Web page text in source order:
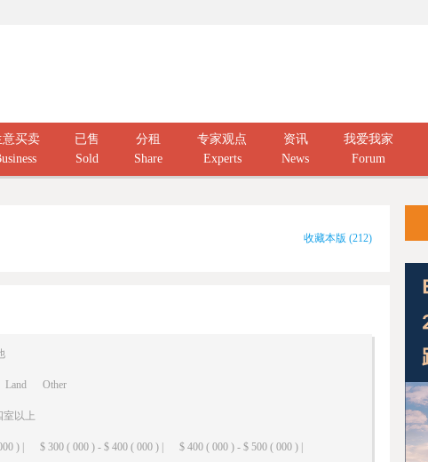
意买卖
已售
Sold
分租
Share
专家观点
Experts
资讯
News
我爱我家
Forum
收藏本版 (212)
Land Other
室以上
) | $ 300 ( 000 ) - $ 400 ( 000 ) |
$ 400 ( 000 ) - $ 500 ( 000 ) |